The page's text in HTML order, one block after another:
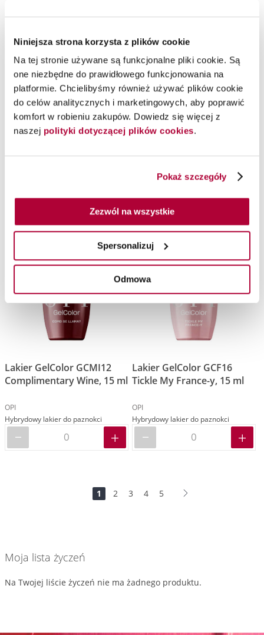
Niniejsza strona korzysta z plików cookie
Na tej stronie używane są funkcjonalne pliki cookie. Są
one niezbędne do prawidłowego funkcjonowania na
platformie. Chcielibyśmy również używać plików cookie
do celów analitycznych i marketingowych, aby poprawić
komfort w robieniu zakupów. Dowiedz się więcej z
naszej polityki dotyczącej plików cookies.
Pokaż szczegóły
Zezwól na wszystkie
Spersonalizuj
Odmowa
Lakier GelColor GCMI06
Duomo Days, Isola Nights,
OPI
Lakier GelColor GCA60
Don't Bossa Nova Me
OPI
Lakier GelColor GCMI12
Complimentary Wine, 15 ml
OPI
Hybrydowy lakier do paznokci
Lakier GelColor GCF16
Tickle My France-y, 15 ml
OPI
Hybrydowy lakier do paznokci
Strona
Jesteś
1 Strona
2 Strona
3 Strona
4 Strona
5
Moja lista życzeń
Na Twojej liście życzeń nie ma żadnego produktu.